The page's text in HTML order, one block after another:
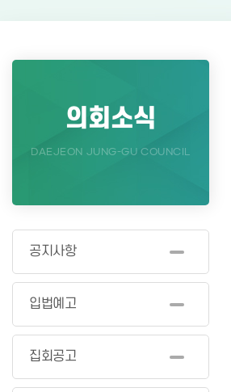
의회소식
DAEJEON JUNG-GU COUNCIL
공지사항
입법예고
집회공고